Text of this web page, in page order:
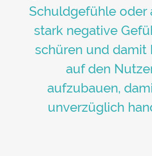
Schuldgefühle oder
stark negative
schüren und damit
auf den
aufzubauen,
unverzüglich